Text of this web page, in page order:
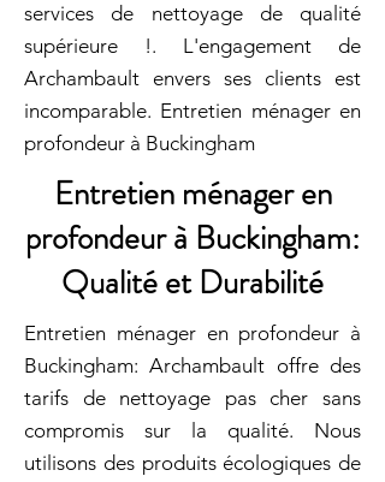
services de nettoyage de qualité
supérieure !. L'engagement de
Archambault envers ses clients est
incomparable. Entretien ménager en
profondeur à Buckingham
Entretien ménager en
profondeur à Buckingham:
Qualité et Durabilité
Entretien ménager en profondeur à
Buckingham: Archambault offre des
tarifs de nettoyage pas cher sans
compromis sur la qualité. Nous
utilisons des produits écologiques de